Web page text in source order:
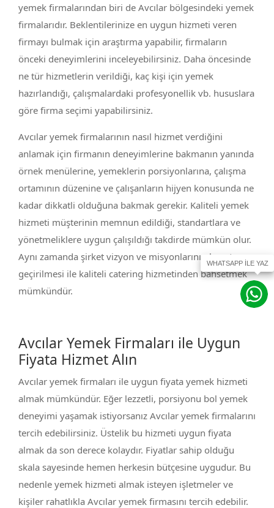
yemek firmalarından biri de Avcılar bölgesindeki yemek
firmalarıdır. Beklentilerinize en uygun hizmeti veren
firmayı bulmak için araştırma yapabilir, firmaların
önceki deneyimlerini inceleyebilirsiniz. Daha öncesinde
ne tür hizmetlerin verildiği, kaç kişi için yemek
hazırlandığı, çalışmalardaki profesyonellik vb. hususlara
göre firma seçimi yapabilirsiniz.
Avcılar yemek firmalarının nasıl hizmet verdiğini
anlamak için firmanın deneyimlerine bakmanın yanında
örnek menülerine, yemeklerin porsiyonlarına, çalışma
ortamının düzenine ve çalışanların hijyen konusunda ne
kadar dikkatli olduğuna bakmak gerekir. Kaliteli yemek
hizmeti müşterinin memnun edildiği, standartlara ve
yönetmeliklere uygun çalışıldığı takdirde mümkün olur.
Aynı zamanda şirket vizyon ve misyonlarının hayata
geçirilmesi ile kaliteli catering hizmetinden bahsetmek
mümkündür.
Avcılar Yemek Firmaları ile Uygun
Fiyata Hizmet Alın
Avcılar yemek firmaları ile uygun fiyata yemek hizmeti
almak mümkündür. Eğer lezzetli, porsiyonu bol yemek
deneyimi yaşamak istiyorsanız Avcılar yemek firmalarını
tercih edebilirsiniz. Üstelik bu hizmeti uygun fiyata
almak da son derece kolaydır. Fiyatlar sahip olduğu
skala sayesinde hemen herkesin bütçesine uygudur. Bu
nedenle yemek hizmeti almak isteyen işletmeler ve
kişiler rahatlıkla Avcılar yemek firmasını tercih edebilir.